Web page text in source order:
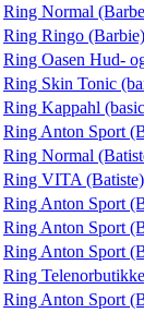
Ring Normal
Ring Ringo
Ring Oasen Hud-
Ring Skin Tonic
Ring Kappahl
Ring Anton Sport
Ring Normal
Ring VITA
Ring Anton Sport
Ring Anton Sport
Ring Anton Sport
Ring
Ring Anton Sport